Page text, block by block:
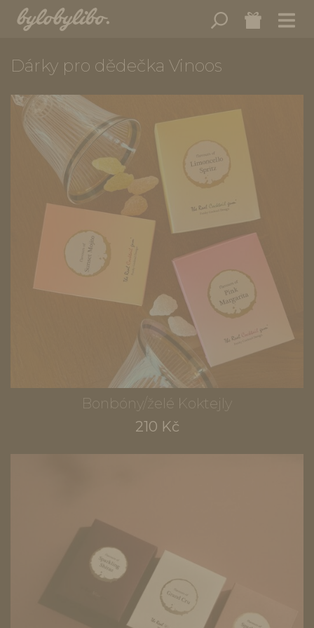
Dárky pro dědečka Vinoos
Bonbóny/želé Koktejly
210 Kč